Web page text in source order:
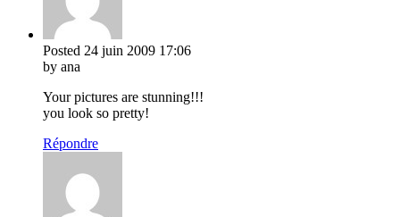
Posted 24 juin 2009 17:06
by ana
Your pictures are stunning!!!
you look so pretty!
Répondre